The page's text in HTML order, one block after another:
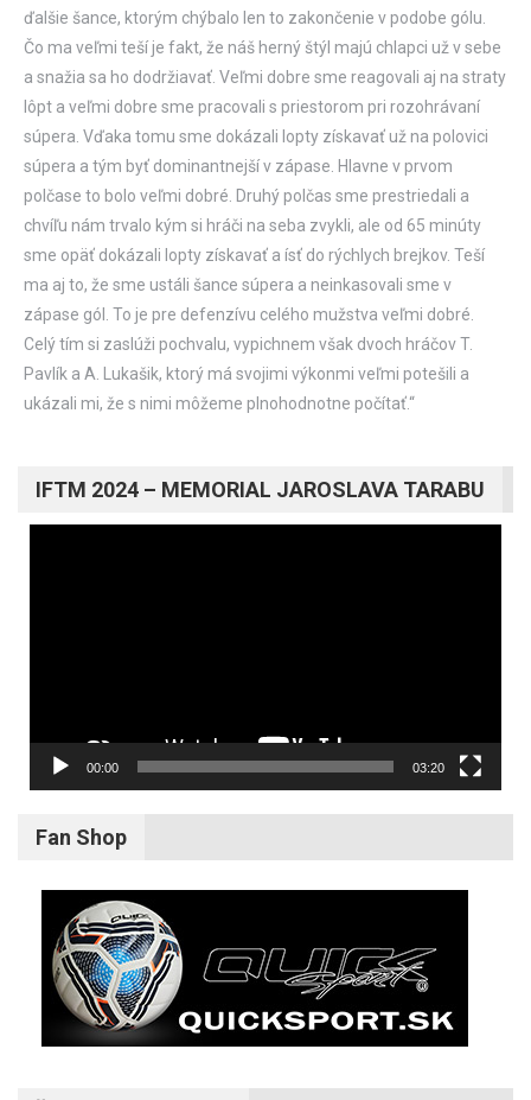
ďalšie šance, ktorým chýbalo len to zakončenie v podobe gólu.
Čo ma veľmi teší je fakt, že náš herný štýl majú chlapci už v sebe
a snažia sa ho dodržiavať. Veľmi dobre sme reagovali aj na straty
lôpt a veľmi dobre sme pracovali s priestorom pri rozohrávaní
súpera. Vďaka tomu sme dokázali lopty získavať už na polovici
súpera a tým byť dominantnejší v zápase. Hlavne v prvom
polčase to bolo veľmi dobré. Druhý polčas sme prestriedali a
chvíľu nám trvalo kým si hráči na seba zvykli, ale od 65 minúty
sme opäť dokázali lopty získavať a ísť do rýchlych brejkov. Teší
ma aj to, že sme ustáli šance súpera a neinkasovali sme v
zápase gól. To je pre defenzívu celého mužstva veľmi dobré.
Celý tím si zaslúži pochvalu, vypichnem však dvoch hráčov T.
Pavlík a A. Lukašik, ktorý má svojimi výkonmi veľmi potešili a
ukázali mi, že s nimi môžeme plnohodnotne počítať.“
IFTM 2024 – MEMORIAL JAROSLAVA TARABU
00:00 03:20
Fan Shop